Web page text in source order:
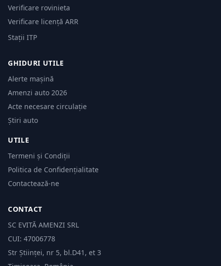
Verificare rovinieta
Verificare licență ARR
Stații ITP
GHIDURI UTILE
Alerte mașină
Amenzi auto 2026
Acte necesare circulație
Știri auto
UTILE
Termeni și Condiții
Politica de Confidențialitate
Contactează-ne
CONTACT
SC EVITĂ AMENZI SRL
CUI: 47006778
Str Științei, nr 5, bl.D41, et 3